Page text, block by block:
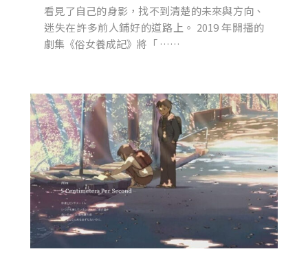
看見了自己的身影，找不到清楚的未來與方向、
迷失在許多前人鋪好的道路上。 2019 年開播的
劇集《俗女養成記》將「 ……